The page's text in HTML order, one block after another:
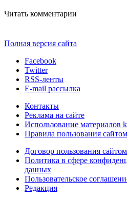
Читать комментарии
Полная версия сайта
Facebook
Twitter
RSS-ленты
E-mail рассылка
Контакты
Реклама на сайте
Использование материалов
Правила пользования сайтом
Договор пользования сайтом
Политика в сфере
данных
Пользовательское
Редакция